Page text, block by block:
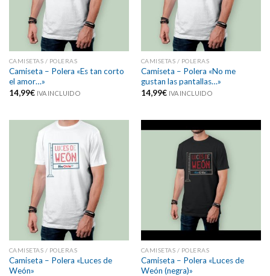
CAMISETAS / POLERAS
Camiseta – Polera «Es tan corto
el amor…»
14,99€ IVA INCLUIDO
CAMISETAS / POLERAS
Camiseta – Polera «No me
gustan las pantallas…»
14,99€ IVA INCLUIDO
CAMISETAS / POLERAS
Camiseta – Polera «Luces de
Weón»
CAMISETAS / POLERAS
Camiseta – Polera «Luces de
Weón (negra)»